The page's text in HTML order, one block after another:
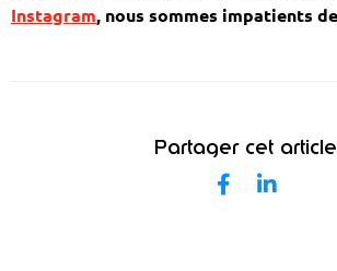
Instagram , nous sommes impatients
Partager cet article